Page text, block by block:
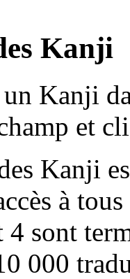
Kanji
un Kanji
et
Kanji
à
4 sont
000